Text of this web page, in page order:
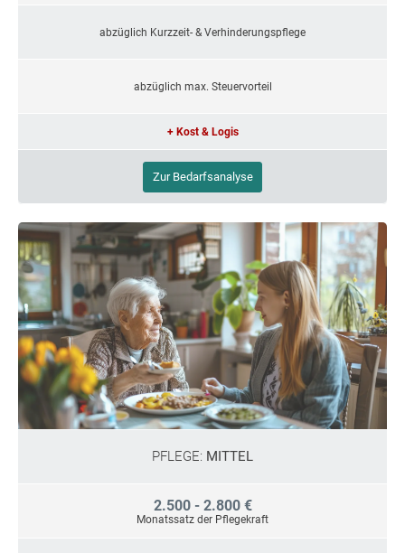
abzüglich Kurzzeit- & Verhinderungspflege
abzüglich max. Steuervorteil
+ Kost & Logis
Zur Bedarfsanalyse
PFLEGE: MITTEL
2.500 - 2.800 €
Monatssatz der Pflegekraft